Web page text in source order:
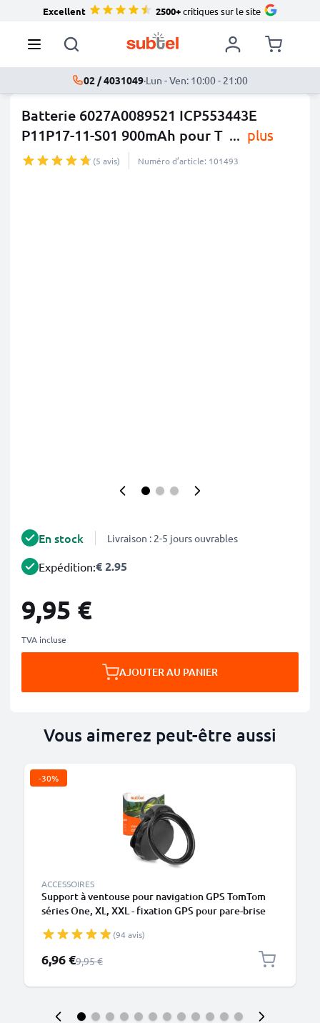
Excellent 2500+critiques sur le site
02 / 4031049·Lun - Ven: 10:00 - 21:00
Batterie 6027A0089521 ICP553443E
P11P17-11-S01 900mAh pour T ... plus
(5 avis) Numéro d’article: 101493
En stock Livraison : 2-5 jours ouvrables
Expédition:€ 2.95
9,95 €
TVA incluse
AJOUTER AU PANIER
Vous aimerez peut-être aussi
-30%
ACCESSOIRES
Support à ventouse pour navigation GPS TomTom
séries One, XL, XXL - fixation GPS pour pare-brise
(94 avis)
Prix spécial
6,96 €Prix normal
9,95 €